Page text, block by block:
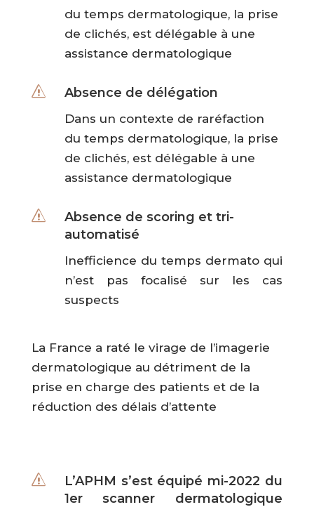
du temps dermatologique, la prise
de clichés, est délégable à une
assistance dermatologique
s Absence de délégation
Dans un contexte de raréfaction
du temps dermatologique, la prise
de clichés, est délégable à une
assistance dermatologique
s
Absence de scoring et tri-
automatisé
Inefficience du temps dermato qui
n’est pas focalisé sur les cas
suspects
La France a raté le virage de l’imagerie
dermatologique au détriment de la
prise en charge des patients et de la
réduction des délais d’attente
s
L’APHM s’est équipé mi-2022 du
1er scanner dermatologique